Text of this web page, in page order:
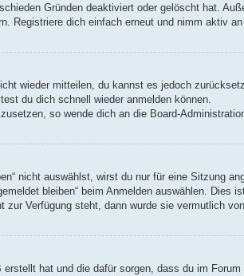
Gründen deaktiviert oder gelöscht hat.
Registriere dich einfach erneut und nimm aktiv
wieder mitteilen, du kannst es jedoch
du dich schnell wieder anmelden können.
so wende dich an die Board-
nicht auswählst, wirst du nur für eine Sitzung
bleiben“ beim Anmelden auswählen.
Verfügung steht, dann wurde sie vermutlich
hat und die dafür sorgen, dass du im